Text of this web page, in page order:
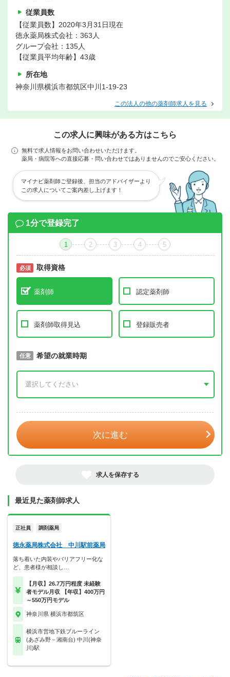
従業員数
【従業員数】2020年3月31日現在
徳永薬局株式会社：363人
グループ会社：135人
【従業員平均年齢】43歳
所在地
神奈川県横浜市都筑区中川1-19-23
この法人の他の薬剤師求人を見る
この求人に興味がある方はこちら
無料で求人情報をお問い合わせいただけます。
薬局・病院等への直接応募・問い合わせではありませんのでご安心ください。
マイナビ薬剤師ご登録後、担当のアドバイザーより
この求人についてご案内差し上げます！
1分で登録完了
1 2 3 4 5
必須 取得資格
薬剤師 認定薬剤師
薬剤師取得見込 登録販売者
必須 取得予定年
任意 希望の就業時期
次に進む
求人を保存する
最近見た薬剤師求人
正社員 調剤薬局
徳永薬局株式会社 中川駅前薬局
落ち着いた内装やバリアフリー化な
ど、患者様が相談し…
【月収】26.7万円程度 未経験
者モデル月収 【年収】400万円
～550万円モデル
神奈川県 横浜市都筑区
横浜市営地下鉄ブルーライン
(あざみ野－湘南台) 中川(神奈
川)駅